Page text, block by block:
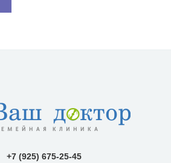
+7 (925) 675-25-45